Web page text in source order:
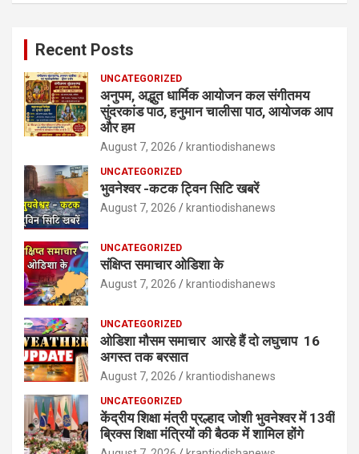
Recent Posts
UNCATEGORIZED
अनुपम, अद्भुत धार्मिक आयोजन कल संगीतमय
सुंदरकांड पाठ, हनुमान चालीसा पाठ, आयोजक आप
और हम
August 7, 2026 krantiodishanews
UNCATEGORIZED
भुवनेश्वर -कटक ट्विन सिटि खबरें
August 7, 2026 krantiodishanews
UNCATEGORIZED
संक्षिप्त समाचार ओडिशा के
August 7, 2026 krantiodishanews
UNCATEGORIZED
ओडिशा मौसम समाचार आरहे हैं दो लघुचाप 16
अगस्त तक बरसात
August 7, 2026 krantiodishanews
UNCATEGORIZED
केंद्रीय शिक्षा मंत्री प्रल्हाद जोशी भुवनेश्वर में 13वीं
ब्रिक्स शिक्षा मंत्रियों की बैठक में शामिल होंगे